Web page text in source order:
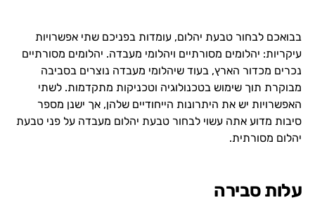
בבואכם לבחור טבעת יהלום, עומדות בפניכם שתי אפשרויות
עיקריות: יהלומים מסורתיים ויהלומי מעבדה. יהלומים מסורתיים
נכרים מכדור הארץ, בעוד שיהלומי מעבדה נוצרים בסביבה
מבוקרת תוך שימוש בטכנולוגיה וטכניקות מתקדמות. לשתי
האפשרויות יש את היתרונות הייחודיים שלהן, אך ישנן מספר
סיבות מדוע אתה עשוי לבחור טבעת יהלום מעבדה על פני טבעת
יהלום מסורתית.
עלות סבירה